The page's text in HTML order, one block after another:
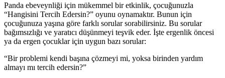
Panda ebeveynliği için mükemmel bir etkinlik, çocuğunuzla
“Hangisini Tercih Edersin?” oyunu oynamaktır. Bunun için
çocuğunuza yaşına göre farklı sorular sorabilirsiniz. Bu sorular
bağımsızlığı ve yaratıcı düşünmeyi teşvik eder. İşte ergenlik öncesi
ya da ergen çocuklar için uygun bazı sorular:
“Bir problemi kendi başına çözmeyi mi, yoksa birinden yardım
almayı mı tercih edersin?”